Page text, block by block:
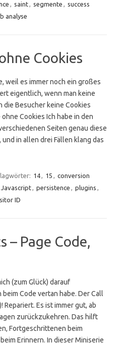
, saint, segmente , success
analyse
Cookies
weil es immer noch ein großes
eigentlich, wenn man keine
die Besucher keine Cookies
Cookies Ich habe in den
Seiten genau diese
in allen drei Fällen klang das
14, 15 , conversion
Javascript, persistence , plugins ,
ID
– Page Code,
(zum Glück) darauf
Code vertan habe. Der Call
Es ist immer gut, ab
zurückzukehren. Das hilft
Fortgeschrittenen beim
Erinnern. In dieser Miniserie